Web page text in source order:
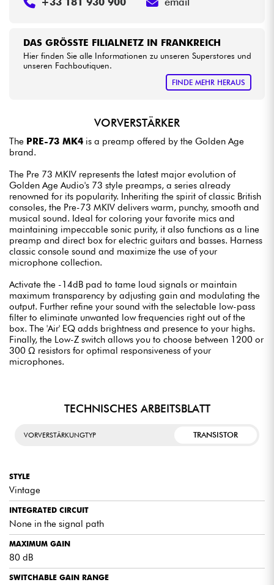
DAS GRÖSSTE FILIALNETZ IN FRANKREICH
Hier finden Sie alle Informationen zu unseren Superstores und
unseren Fachboutiquen.
FINDE MEHR HERAUS
VORVERSTÄRKER
The PRE-73 MK4 is a preamp offered by the Golden Age
brand.
The Pre 73 MKIV represents the latest major evolution of
Golden Age Audio's 73 style preamps, a series already
renowned for its popularity. Inheriting the spirit of classic British
consoles, the Pre-73 MKIV delivers warm, punchy, smooth and
musical sound. Ideal for coloring your favorite mics and
maintaining impeccable sonic purity, it also functions as a line
preamp and direct box for electric guitars and basses. Harness
classic console sound and maximize the use of your
microphone collection.
Activate the -14dB pad to tame loud signals or maintain
maximum transparency by adjusting gain and modulating the
output. Further refine your sound with the selectable low-pass
filter to eliminate unwanted low frequencies right out of the
box. The 'Air' EQ adds brightness and presence to your highs.
Finally, the Low-Z switch allows you to choose between 1200 or
300 Ω resistors for optimal responsiveness of your
microphones.
TECHNISCHES ARBEITSBLATT
VORVERSTÄRKUNGTYP TRANSISTOR
STYLE
Vintage
INTEGRATED CIRCUIT
None in the signal path
MAXIMUM GAIN
80 dB
SWITCHABLE GAIN RANGE